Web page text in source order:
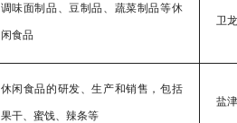
调味面制品、豆制品、蔬菜制品等休
闲食品
卫
休闲食品的研发、生产和销售，包括
果干、蜜饯、辣条等
盐